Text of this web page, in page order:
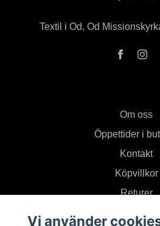
Textil i Od, Od
Om oss
Öppettider i
Kontakt
Köpvillkor
Returer
Vi använder